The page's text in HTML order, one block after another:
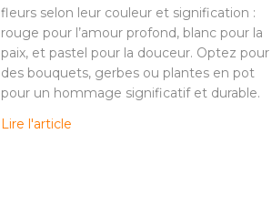
fleurs selon leur couleur et signification :
rouge pour l’amour profond, blanc pour la
paix, et pastel pour la douceur. Optez pour
des bouquets, gerbes ou plantes en pot
pour un hommage significatif et durable.
Lire l'article